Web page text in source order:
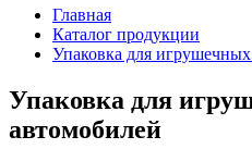
Главная
Каталог продукции
Упаковка для
Упаковка для
автомобилей